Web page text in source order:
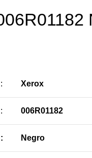
: Xerox
: 006R01182
: Negro